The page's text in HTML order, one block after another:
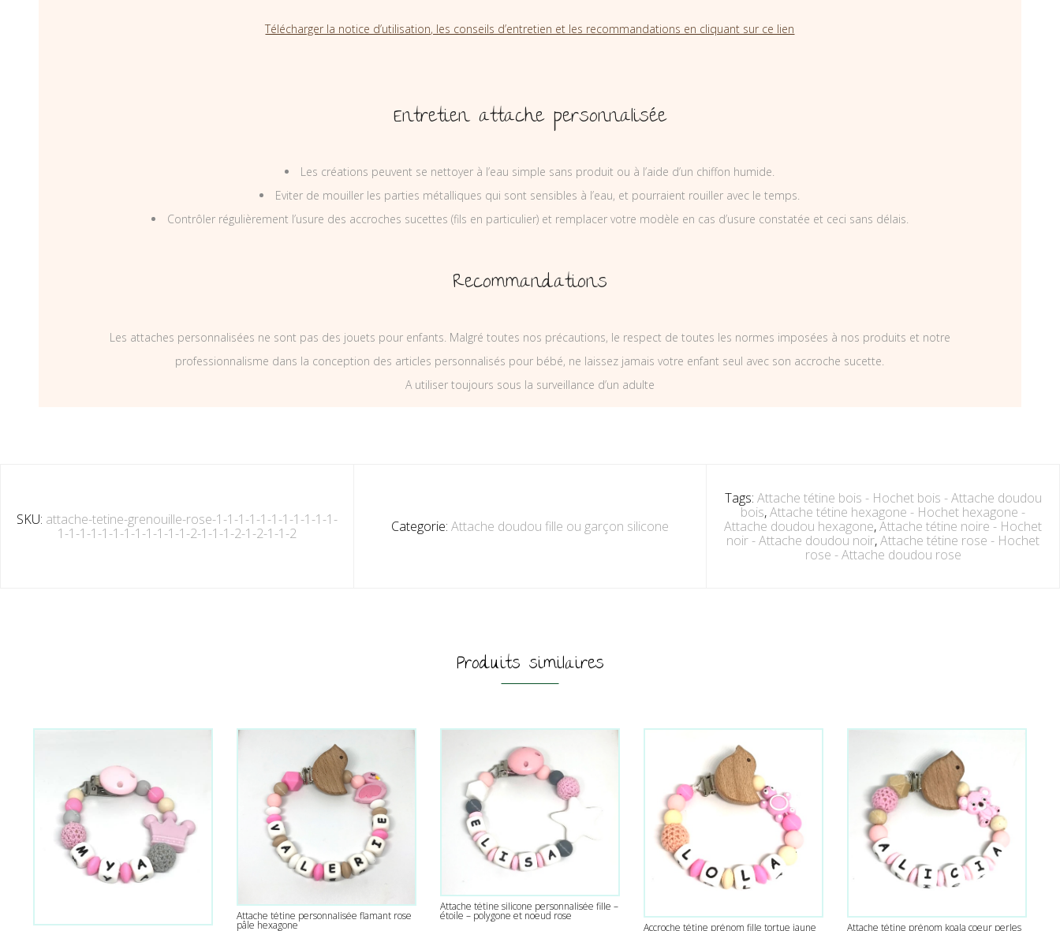
Télécharger la notice d’utilisation, les conseils d’entretien et les recommandations en cliquant sur ce lien
Entretien attache personnalisée
Les créations peuvent se nettoyer à l’eau simple sans produit ou à l’aide d’un chiffon humide.
Eviter de mouiller les parties métalliques qui sont sensibles à l’eau, et pourraient rouiller avec le temps.
Contrôler régulièrement l’usure des accroches sucettes (fils en particulier) et remplacer votre modèle en cas d’usure constatée et ceci sans délais.
Recommandations
Les attaches personnalisées ne sont pas des jouets pour enfants. Malgré toutes nos précautions, le respect de toutes les normes imposées à nos produits et notre
professionnalisme dans la conception des articles personnalisés pour bébé, ne laissez jamais votre enfant seul avec son accroche sucette.
A utiliser toujours sous la surveillance d’un adulte
SKU: attache-tetine-grenouille-rose-1-1-1-1-1-1-1-1-1-1-1-
1-1-1-1-1-1-1-1-1-1-1-1-2-1-1-1-2-1-2-1-1-2
Categorie: Attache doudou fille ou garçon silicone
Tags: Attache tétine bois - Hochet bois - Attache doudou
bois,Attache tétine hexagone - Hochet hexagone -
Attache doudou hexagone,Attache tétine noire - Hochet
noir - Attache doudou noir,Attache tétine rose - Hochet
rose - Attache doudou rose
Produits similaires
Attache tétine personnalisée flamant rose
pâle hexagone
Attache tétine silicone personnalisée fille –
étoile – polygone et noeud rose
Accroche tétine prénom fille tortue jaune
Attache tétine prénom koala coeur perles